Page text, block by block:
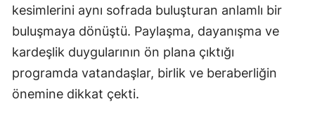
kesimlerini aynı sofrada buluşturan anlamlı bir
buluşmaya dönüştü. Paylaşma, dayanışma ve
kardeşlik duygularının ön plana çıktığı
programda vatandaşlar, birlik ve beraberliğin
önemine dikkat çekti.